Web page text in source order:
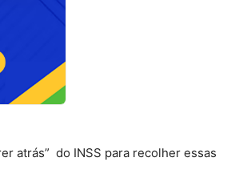
atrás” do INSS para recolher essas